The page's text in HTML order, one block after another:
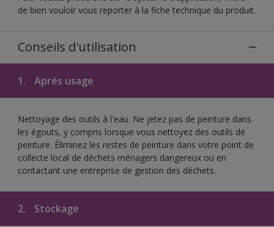
de bien vouloir vous reporter à la fiche technique du produit.
Conseils d'utilisation
1. Après usage
Nettoyage des outils à l'eau. Ne jetez pas de peinture dans
les égouts, y compris lorsque vous nettoyez des outils de
peinture. Éliminez les restes de peinture dans votre point de
collecte local de déchets ménagers dangereux ou en
contactant une entreprise de gestion des déchets.
2. Stockage